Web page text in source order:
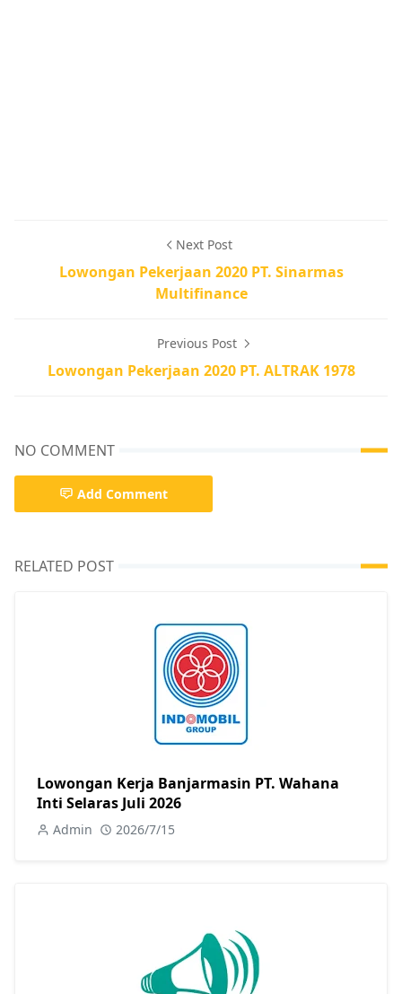
Next Post
Lowongan Pekerjaan 2020 PT. Sinarmas
Multifinance
Previous Post
Lowongan Pekerjaan 2020 PT. ALTRAK 1978
NO COMMENT
Add Comment
RELATED POST
Lowongan Kerja Banjarmasin PT. Wahana
Inti Selaras Juli 2026
Admin 2026/7/15